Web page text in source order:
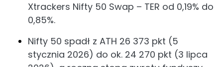
Xtrackers Nifty 50 Swap – TER od 0,19% do
0,85%.
Nifty 50 spadł z ATH 26 373 pkt (5
stycznia 2026) do ok. 24 270 pkt (3 lipca